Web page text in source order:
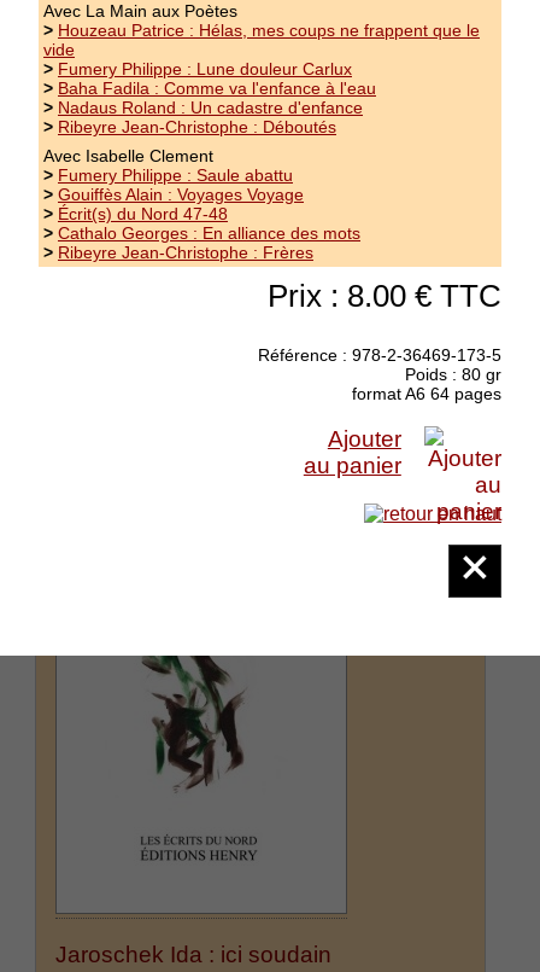
Thévenet Colette : Au nom du père,
des groseilles et des alouettes
collection Les Écrits du Nord - Prix des
Ville du Touquet Dans tout cela un charme qui
château adossé à l'enfance ",...(suite)
Jaroschek Ida : ici soudain
Avec La Main aux Poètes
> Houzeau Patrice : Hélas, mes coups ne frappent que le
vide
> Fumery Philippe : Lune douleur Carlux
> Baha Fadila : Comme va l'enfance à l'eau
> Nadaus Roland : Un cadastre d'enfance
> Ribeyre Jean-Christophe : Déboutés
Avec Isabelle Clement
> Fumery Philippe : Saule abattu
> Gouiffès Alain : Voyages Voyage
> Écrit(s) du Nord 47-48
> Cathalo Georges : En alliance des mots
> Ribeyre Jean-Christophe : Frères
Prix : 8.00 € TTC
Référence : 978-2-36469-173-5
Poids : 80 gr
format A6 64 pages
Ajouter
au panier